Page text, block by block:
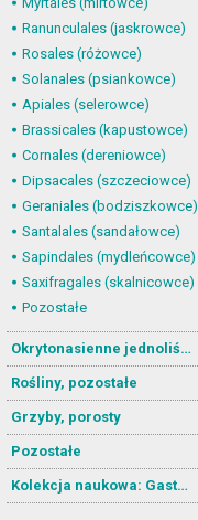
Ranunculales (jaskrowce)
Rosales (różowce)
Solanales (psiankowce)
Apiales (selerowce)
Brassicales (kapustowce)
Cornales (dereniowce)
Dipsacales (szczeciowce)
Geraniales (bodziszkowce)
Santalales (sandałowce)
Sapindales (mydleńcowce)
Saxifragales (skalnicowce)
Pozostałe
Okrytonasienne jednoliścienne
Rośliny, pozostałe
Grzyby, porosty
Pozostałe
Kolekcja naukowa: Gastrotricha